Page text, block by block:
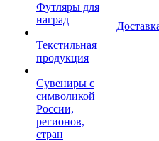
Футляры для
наград
Текстильная
продукция
Сувениры с
символикой
России,
регионов,
стран